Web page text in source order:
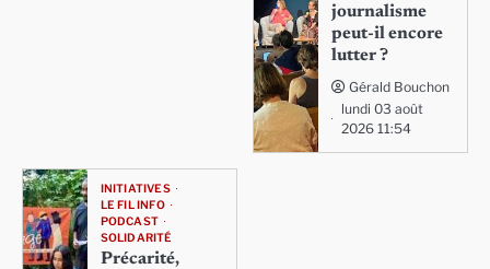
journalisme
peut-il encore
lutter ?
Gérald Bouchon
lundi 03 août
2026 11:54
INITIATIVES
LE FIL INFO
PODCAST
SOLIDARITÉ
Précarité,